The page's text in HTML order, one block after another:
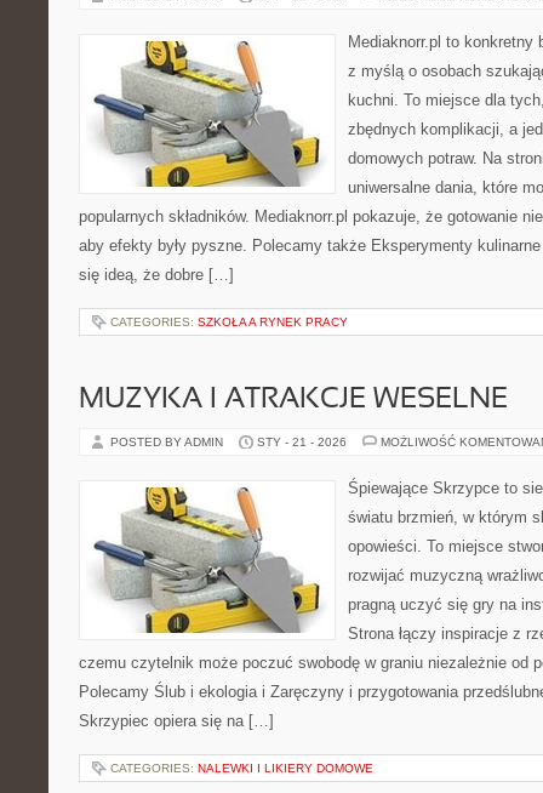
Mediaknorr.pl to konkretny
z myślą o osobach
kuchni. To miejsce dla
zbędnych komplikacji, a
domowych potraw. Na
uniwersalne dania, które
popularnych składników. Mediaknorr.pl pokazuje, że gotowanie
aby efekty były pyszne. Polecamy także Eksperymenty
się ideą, że dobre […]
CATEGORIES: SZKOŁA A RYNEK PRACY
MUZYKA I ATRAKCJE WESELNE
POSTED BY ADMIN STY - 21 - 2026 MOŻLIWOŚĆ
Śpiewające Skrzypce to
światu brzmień, w którym
opowieści. To miejsce
rozwijać muzyczną
pragną uczyć się gry na
Strona łączy inspiracje z
czemu czytelnik może poczuć swobodę w graniu niezależnie od
Polecamy Ślub i ekologia i Zaręczyny i przygotowania
Skrzypiec opiera się na […]
CATEGORIES: NALEWKI I LIKIERY DOMOWE